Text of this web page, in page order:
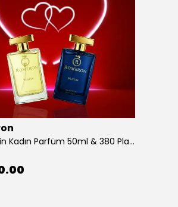
222 Platin Kadın Parfüm 50ml & 380 Platin Erkek Parfüm 50ml